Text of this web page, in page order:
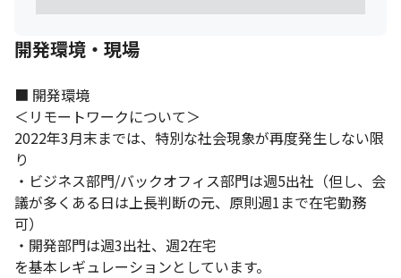
開発環境・現場
■ 開発環境
＜リモートワークについて＞
2022年3月末までは、特別な社会現象が再度発生しない限
り
・ビジネス部門/バックオフィス部門は週5出社（但し、会
議が多くある日は上長判断の元、原則週1まで在宅勤務
可）
・開発部門は週3出社、週2在宅
を基本レギュレーションとしています。